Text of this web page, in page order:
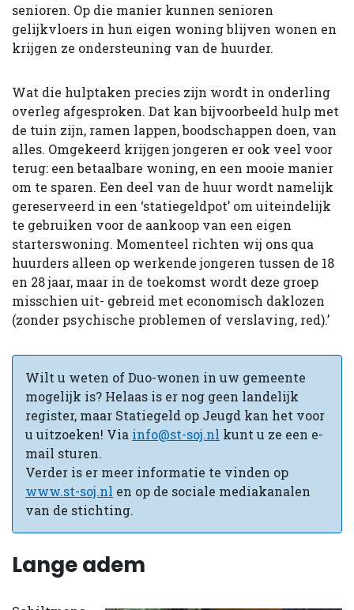
senioren. Op die manier kunnen senioren
gelijkvloers in hun eigen woning blijven wonen en
krijgen ze ondersteuning van de huurder.
Wat die hulptaken precies zijn wordt in onderling
overleg afgesproken. Dat kan bijvoorbeeld hulp met
de tuin zijn, ramen lappen, boodschappen doen, van
alles. Omgekeerd krijgen jongeren er ook veel voor
terug: een betaalbare woning, en een mooie manier
om te sparen. Een deel van de huur wordt namelijk
gereserveerd in een ‘statiegeldpot’ om uiteindelijk
te gebruiken voor de aankoop van een eigen
starterswoning. Momenteel richten wij ons qua
huurders alleen op werkende jongeren tussen de 18
en 28 jaar, maar in de toekomst wordt deze groep
misschien uit- gebreid met economisch daklozen
(zonder psychische problemen of verslaving, red).’
Wilt u weten of Duo-wonen in uw gemeente
mogelijk is? Helaas is er nog geen landelijk
register, maar Statiegeld op Jeugd kan het voor
u uitzoeken! Via info@st-soj.nl kunt u ze een e-
mail sturen.
Verder is er meer informatie te vinden op
www.st-soj.nl en op de sociale mediakanalen
van de stichting.
Lange adem